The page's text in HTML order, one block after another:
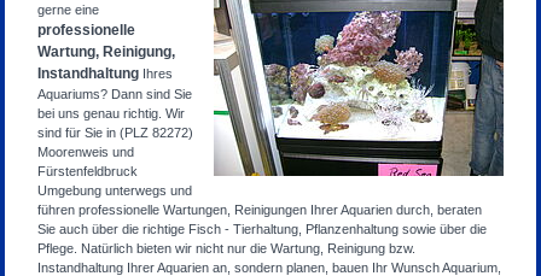
gerne eine
professionelle
Wartung, Reinigung,
Instandhaltung Ihres
Aquariums? Dann sind Sie
bei uns genau richtig. Wir
sind für Sie in (PLZ 82272)
Moorenweis und
Fürstenfeldbruck
Umgebung unterwegs und
führen professionelle Wartungen, Reinigungen Ihrer Aquarien durch, beraten
Sie auch über die richtige Fisch - Tierhaltung, Pflanzenhaltung sowie über die
Pflege. Natürlich bieten wir nicht nur die Wartung, Reinigung bzw.
Instandhaltung Ihrer Aquarien an, sondern planen, bauen Ihr Wunsch Aquarium,